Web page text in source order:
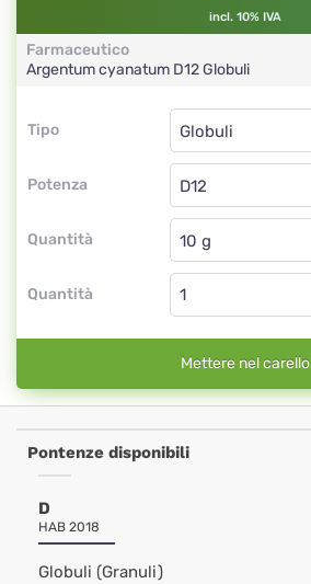
incl. 10% IVA
Farmaceutico
Argentum cyanatum D12Globuli
Tipo
Tipo
Potenza
Globuli
D12
Quantità
Globuli
Quantità
Mettere nel carello
Pontenze disponibili
D
HAB 2018
Globuli (Granuli)